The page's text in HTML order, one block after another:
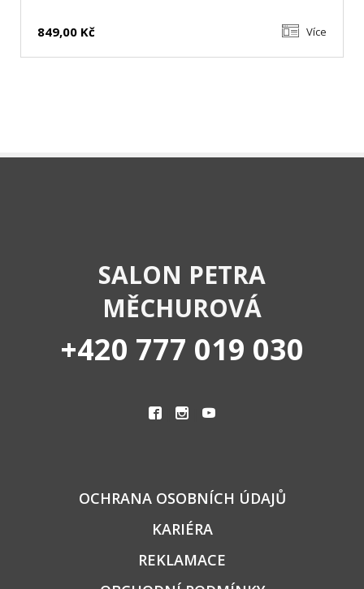
849,00 Kč Více
SALON PETRA
MĚCHUROVÁ
+420 777 019 030
OCHRANA OSOBNÍCH ÚDAJŮ
KARIÉRA
REKLAMACE